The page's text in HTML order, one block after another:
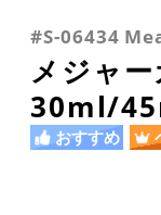
#S-06434
メジャ
30ml/
おすすめ